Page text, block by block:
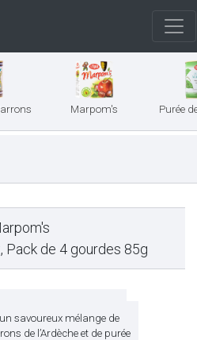
Marpom's Purée
Pack de 4 gourdes 85g
savoureux mélange de
de l’Ardèche et de purée